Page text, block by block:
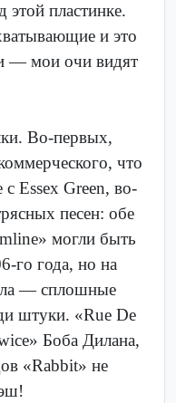
этой пластинке.
и это
— мои очи видят
Во-первых,
что
Essex Green, во-
песен: обе
могли быть
го года, но на
— сплошные
штуки. «Rue De
Боба Дилана,
«Rabbit» не